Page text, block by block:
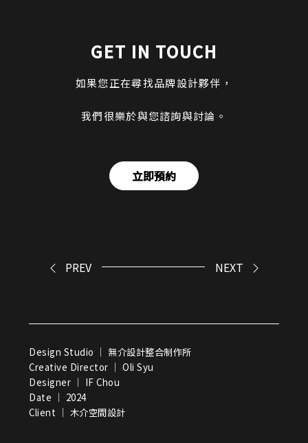
GET IN TOUCH
如果您正在尋找品牌設計夥伴，
我們很樂於與您諮詢與討論。
立即預約
PREV NEXT
Design Studio ｜ 無介設計整合制作所
Creative Director ｜ Oli Syu
Designer ｜ IF Chou
Date ｜ 2024
Client ｜ 木介空間設計